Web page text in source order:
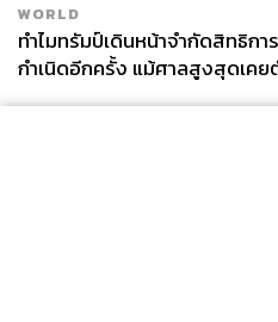
WORLD
ทำไมทรัมป์เดินหน้าจำกัดสิทธิก
กำเนิดอีกครั้ง แม้ศาลสูงสุดเค